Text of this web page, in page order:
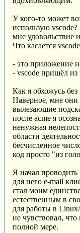
У кого-то может
использую
мне удовольствие
Что касается
- это приложение
- vscode пришёл из
Как я обхожусь
Наверное, мне
вылезающие
после acme я
ненужная
области
бесчисленное
код просто "из
Я начал
для него e-mail
стал моим
естественным в
для работы в
не чувствовал,
полной мере.